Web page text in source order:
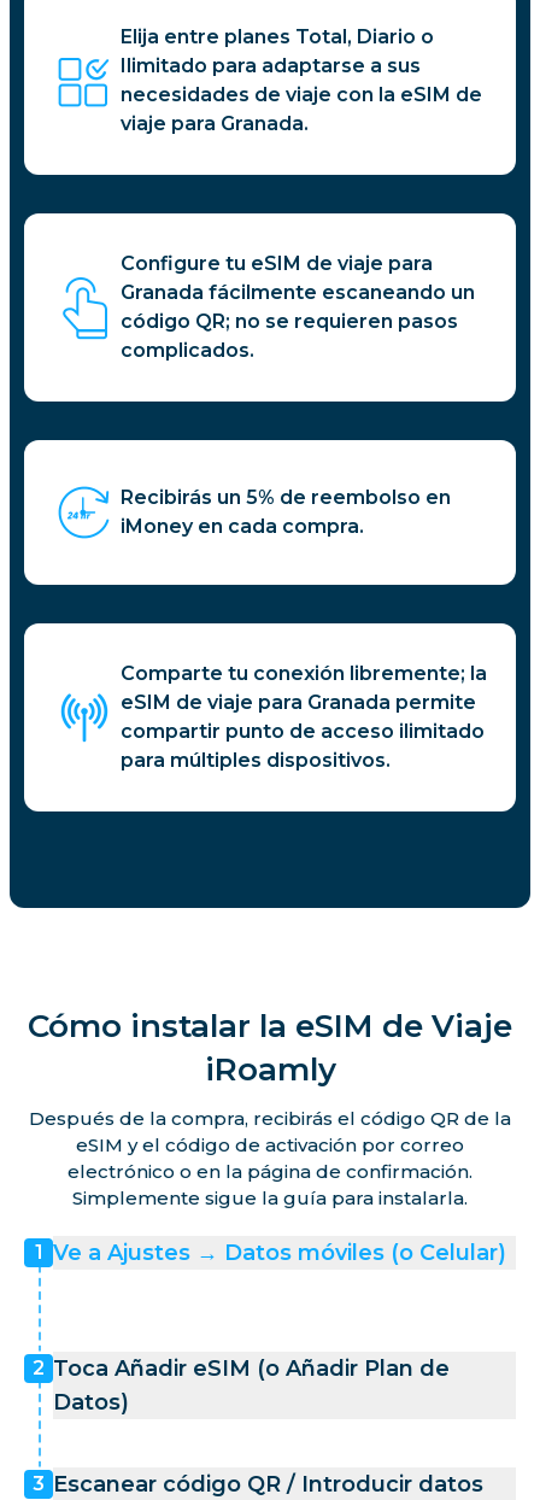
Elija entre planes Total, Diario o
Ilimitado para adaptarse a sus
necesidades de viaje con la eSIM de
viaje para Granada.
Configure tu eSIM de viaje para
Granada fácilmente escaneando un
código QR; no se requieren pasos
complicados.
Recibirás un 5% de reembolso en
iMoney en cada compra.
Comparte tu conexión libremente; la
eSIM de viaje para Granada permite
compartir punto de acceso ilimitado
para múltiples dispositivos.
Cómo instalar la eSIM de Viaje
iRoamly
Después de la compra, recibirás el código QR de la
eSIM y el código de activación por correo
electrónico o en la página de confirmación.
Simplemente sigue la guía para instalarla.
1 Ve a Ajustes → Datos móviles (o Celular)
2 Toca Añadir eSIM (o Añadir Plan de
Datos)
3 Escanear código QR / Introducir datos